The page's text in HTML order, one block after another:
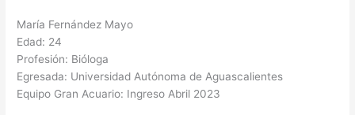
María Fernández Mayo
Edad: 24
Profesión: Bióloga
Egresada: Universidad Autónoma de Aguascalientes
Equipo Gran Acuario: Ingreso Abril 2023